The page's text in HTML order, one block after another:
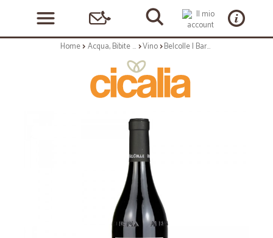
Home Acqua, Bibite e Alcolici Vino Belcolle | Barolo 'Monvigliero' - 75cl annata 2018